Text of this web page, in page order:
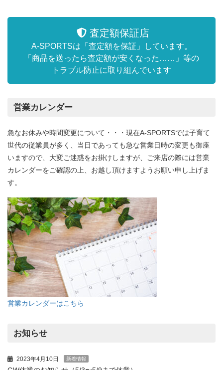
査定額保証店
A-SPORTSは「査定額を保証」しています。
「商品を送ったら査定額が安くなった……」等の
トラブル防止に取り組んでいます
営業カレンダー
急なお休みや時間変更について・・・現在A-SPORTSでは子育て
世代の従業員が多く、当日であっても急な営業日時の変更も御座
いますので、大変ご迷惑をお掛けしますが、ご来店の際には営業
カレンダーをご確認の上、お越し頂けますようお願い申し上げま
す。
営業カレンダーはこちら
お知らせ
2023年4月10日 新着情報